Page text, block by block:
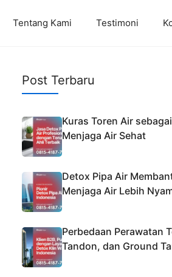
Tentang Kami Testimoni
Post Terbaru
Kuras Toren Air
Menjaga Air Sehat
Detox Pipa Air
Menjaga Air Lebih
Perbedaan Perawatan
Tandon, dan Ground